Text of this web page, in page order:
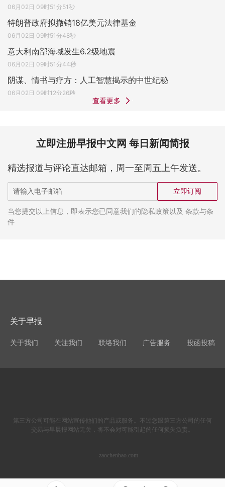
06月02日 09时51分51秒
特朗普政府拟撤销18亿美元法律基金
06月02日 09时51分48秒
意大利南部海域发生6.2级地震
06月02日 09时51分44秒
阴谋、情书与疗方：人工智慧揭示的中世纪秘
06月02日 09时12分26秒
查看更多
立即注册早报中文网 每日新闻简报
精选报道与评论直达邮箱，周一至周五上午发送。
立即订阅
当您提交以上信息，即表示您已同意我们的隐私政策以及 条款与条
件
关于早报
关于我们 关注我们 联络我们 广告服务 投函投稿
第三方公司可能在网站宣传他们的产品或服务。不过您跟第三方公司的任何
交易与早晨报网站无关，将不会对可能引起的任何损失负责。
zaochenbao.com